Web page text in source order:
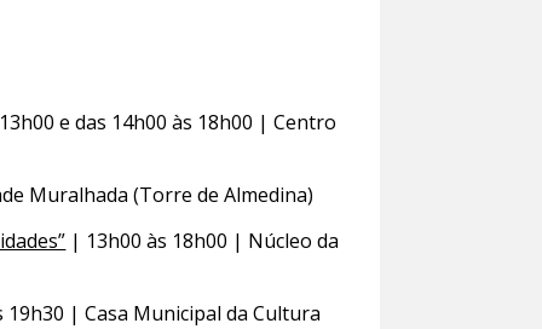
e das 14h00 às 18h00 | Centro
Muralhada (Torre de Almedina)
| 13h00 às 18h00 | Núcleo da
19h30 | Casa Municipal da Cultura